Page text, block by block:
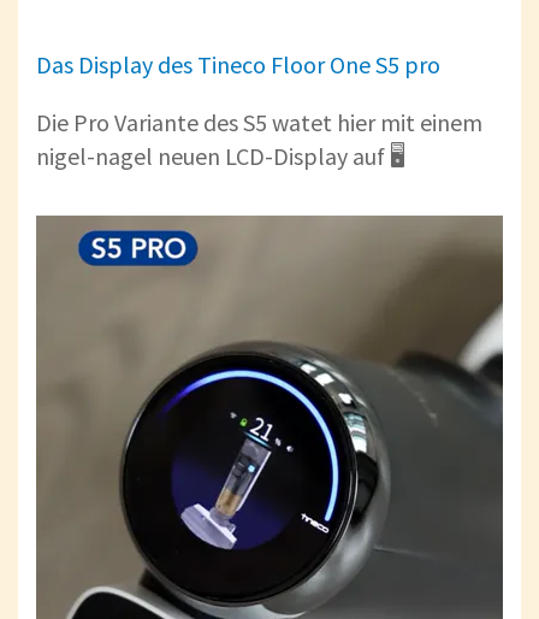
Das Display des Tineco Floor One S5 pro
Die Pro Variante des S5 watet hier mit einem
nigel-nagel neuen LCD-Display auf 🖥